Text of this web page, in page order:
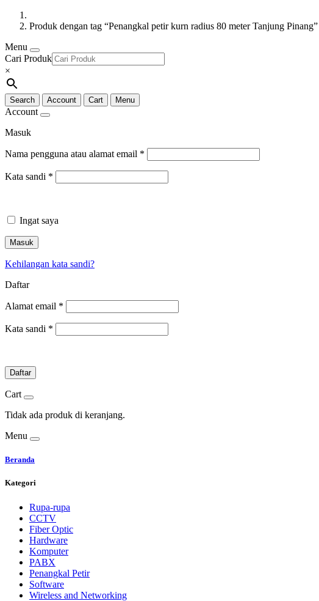
Produk dengan tag “Penangkal petir kurn radius 80 meter Tanjung Pinang”
Menu
Cari Produk
×
Search Account Cart Menu
Account
Masuk
Nama pengguna atau alamat email *
Kata sandi *
Ingat saya
Masuk
Kehilangan kata sandi?
Daftar
Alamat email *
Kata sandi *
Daftar
Cart
Tidak ada produk di keranjang.
Menu
Beranda
Kategori
Rupa-rupa
CCTV
Fiber Optic
Hardware
Komputer
PABX
Penangkal Petir
Software
Wireless and Networking